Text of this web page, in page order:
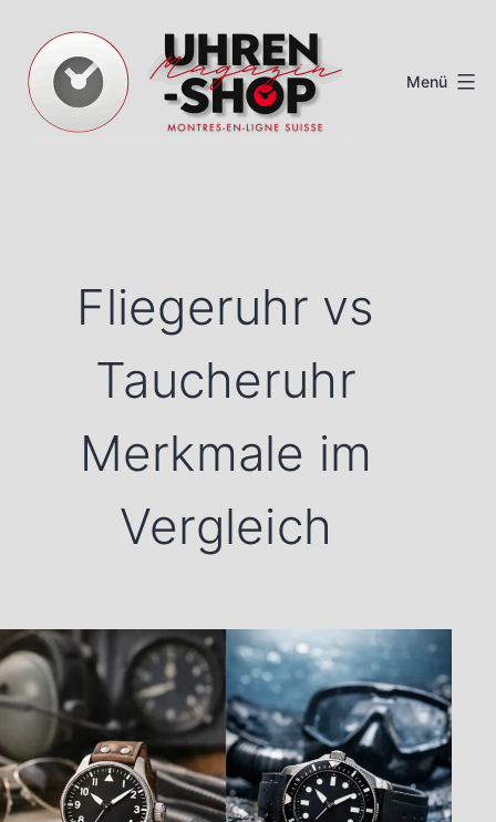
Inhalt
springen
Menü
Fliegeruhr vs
Taucheruhr
Merkmale im
Vergleich